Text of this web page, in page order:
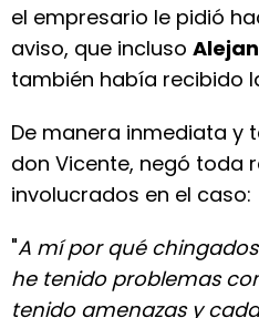
el empresario le pidió
aviso, que incluso
también había recibido
De manera inmediata y
don Vicente, negó toda
involucrados en el caso:
"A mí por qué
he tenido problemas
tenido amenazas y